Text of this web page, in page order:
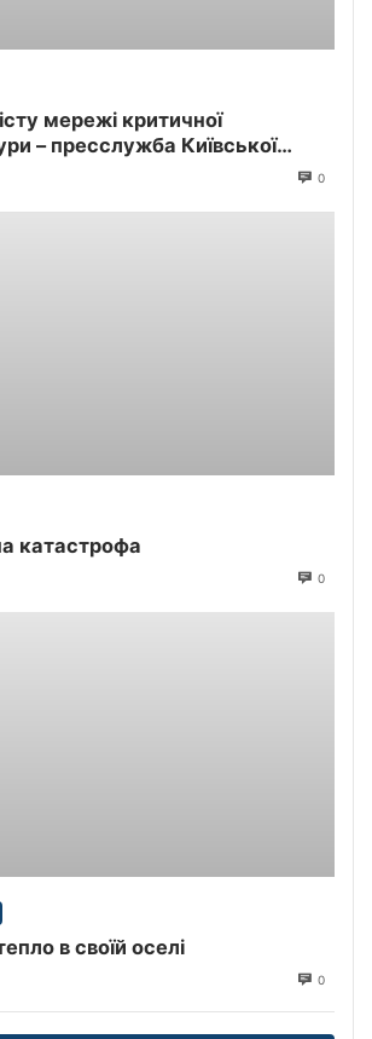
мережі критичної
– пресслужба Київської
0
катастрофа
0
в своїй оселі
0